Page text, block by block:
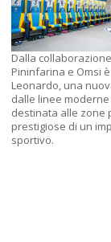
Dalla
Pininfarina e Omsi
Leonardo, una
dalle linee
destinata alle zone
prestigiose di un
sportivo.